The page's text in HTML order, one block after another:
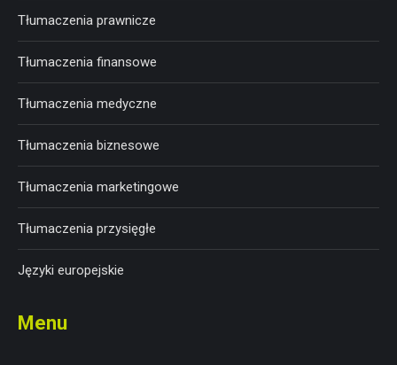
Tłumaczenia prawnicze
Tłumaczenia finansowe
Tłumaczenia medyczne
Tłumaczenia biznesowe
Tłumaczenia marketingowe
Tłumaczenia przysięgłe
Języki europejskie
Menu